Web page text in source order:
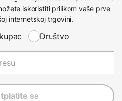
iskoristiti prilikom vaše prve
internetskoj trgovini.
Društvo
se